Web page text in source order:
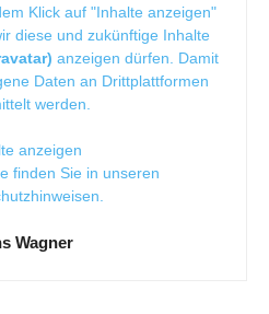
Klick auf "Inhalte anzeigen"
diese und zukünftige Inhalte
anzeigen dürfen. Damit
Daten an Drittplattformen
werden.
anzeigen
finden Sie in unseren
.
Wagner